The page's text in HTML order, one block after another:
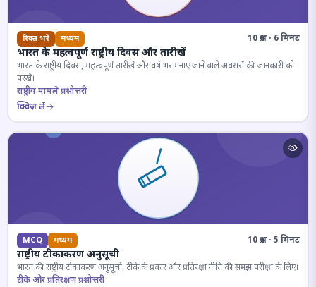
रिक्त भरें मध्यम 10 प्रश्न · 6 मिनट
भारत के महत्वपूर्ण राष्ट्रीय दिवस और तारीखें
भारत के राष्ट्रीय दिवस, महत्वपूर्ण तारीखें और वर्ष भर मनाए जाने वाले अवसरों की जानकारी को
परखें।
राष्ट्रीय मामले प्रश्नोत्तरी
क्विज़ लें
MCQ मध्यम 10 प्रश्न · 5 मिनट
राष्ट्रीय टीकाकरण अनुसूची
भारत की राष्ट्रीय टीकाकरण अनुसूची, टीके के प्रकार और प्रतिरक्षा नीति की समझ परीक्षा के लिए।
टीके और प्रतिरक्षण प्रश्नोत्तरी